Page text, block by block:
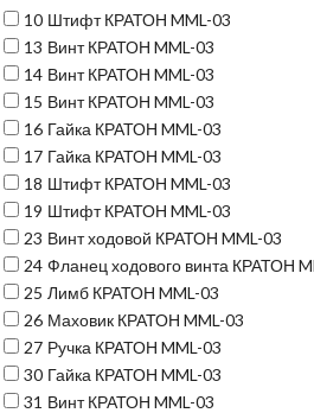
10 Штифт КРАТОН MML-03
13 Винт КРАТОН MML-03
14 Винт КРАТОН MML-03
15 Винт КРАТОН MML-03
16 Гайка КРАТОН MML-03
17 Гайка КРАТОН MML-03
18 Штифт КРАТОН MML-03
19 Штифт КРАТОН MML-03
23 Винт ходовой КРАТОН MML-03
24 Фланец ходового винта КРАТОН
25 Лимб КРАТОН MML-03
26 Маховик КРАТОН MML-03
27 Ручка КРАТОН MML-03
30 Гайка КРАТОН MML-03
31 Винт КРАТОН MML-03